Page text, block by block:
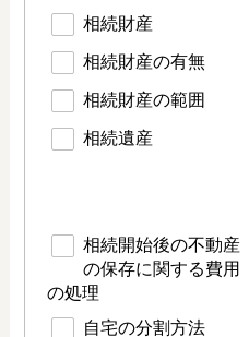
相続財産
相続財産の有無
相続財産の範囲
相続遺産
相続開始後の不動産
の保存に関する費用
の処理
自宅の分割方法